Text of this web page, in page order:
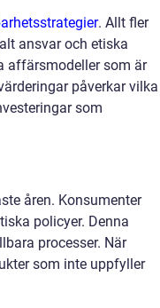
. Allt fler
ansvar och etiska
affärsmodeller som är
påverkar vilka
som
åren. Konsumenter
policyer. Denna
processer. När
som inte uppfyller